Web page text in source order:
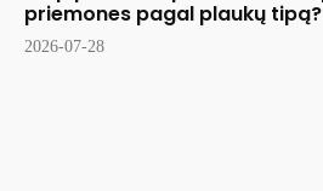
priemones pagal plaukų tipą?
2026-07-28